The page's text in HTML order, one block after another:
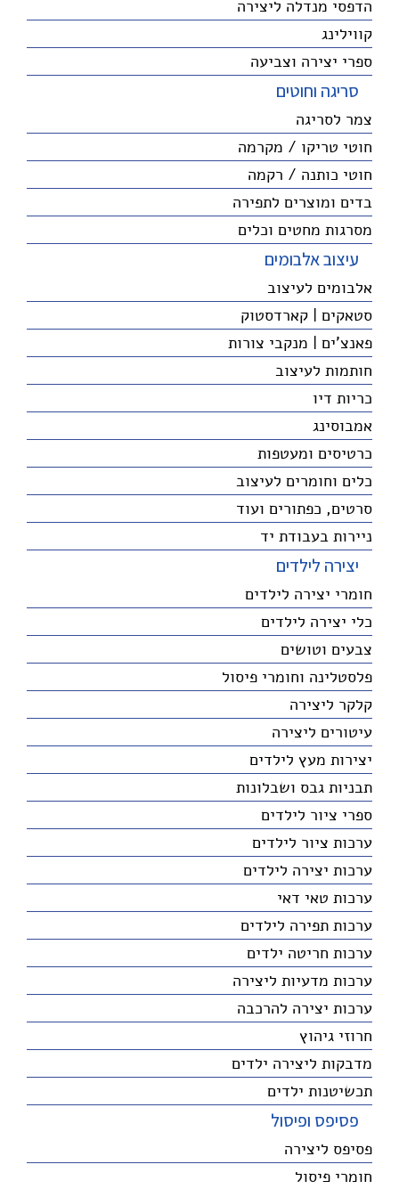
הדפסי מנדלה ליצירה
קווילינג
ספרי יצירה וצביעה
סריגה וחוטים
צמר לסריגה
חוטי טריקו / מקרמה
חוטי כותנה / רקמה
בדים ומוצרים לתפירה
מסרגות מחטים וכלים
עיצוב אלבומים
אלבומים לעיצוב
סטאקים | קארדסטוק
פאנצ'ים | מנקבי צורות
חותמות לעיצוב
כריות דיו
אמבוסינג
כרטיסים ומעטפות
כלים וחומרים לעיצוב
סרטים, כפתורים ועוד
ניירות בעבודת יד
יצירה לילדים
חומרי יצירה לילדים
כלי יצירה לילדים
צבעים וטושים
פלסטלינה וחומרי פיסול
קלקר ליצירה
עיטורים ליצירה
יצירות מעץ לילדים
תבניות גבס ושבלונות
ספרי ציור לילדים
ערכות ציור לילדים
ערכות יצירה לילדים
ערכות טאי דאי
ערכות תפירה לילדים
ערכות חריטה ילדים
ערכות מדעיות ליצירה
ערכות יצירה להרכבה
חרוזי גיהוץ
מדבקות ליצירה ילדים
תכשיטנות ילדים
פסיפס ופיסול
פסיפס ליצירה
חומרי פיסול